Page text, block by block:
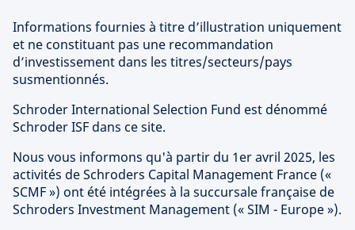
Informations fournies à titre d’illustration uniquement
et ne constituant pas une recommandation
d’investissement dans les titres/secteurs/pays
susmentionnés.
Schroder International Selection Fund est dénommé
Schroder ISF dans ce site.
Nous vous informons qu'à partir du 1er avril 2025, les
activités de Schroders Capital Management France («
SCMF ») ont été intégrées à la succursale française de
Schroders Investment Management (« SIM - Europe »).